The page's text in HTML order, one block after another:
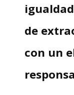
de
con un